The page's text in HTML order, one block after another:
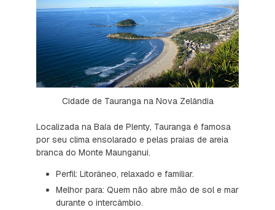
Cidade de Tauranga na Nova Zelândia
Localizada na Baía de Plenty, Tauranga é famosa
por seu clima ensolarado e pelas praias de areia
branca do Monte Maunganui.
Perfil: Litorâneo, relaxado e familiar.
Melhor para: Quem não abre mão de sol e mar
durante o intercâmbio.